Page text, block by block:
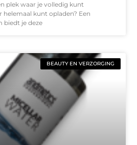
plek waar je volledig kunt
helemaal kunt opladen? Een
biedt je deze
BEAUTY EN VERZORGING